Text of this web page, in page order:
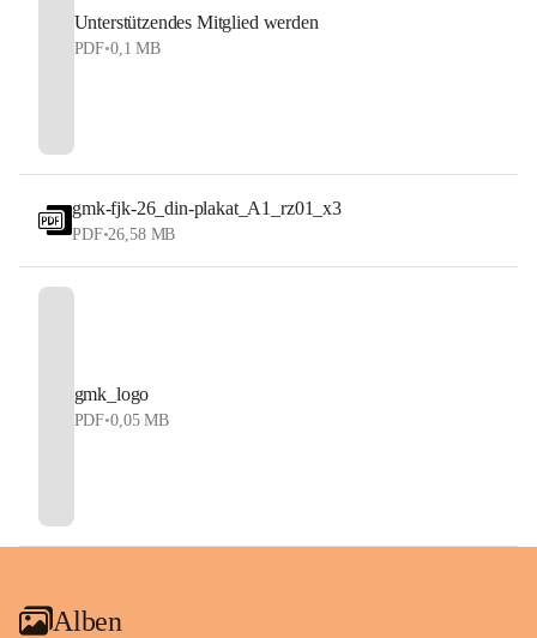
Unterstützendes Mitglied werden
PDF•0,1 MB
gmk-fjk-26_din-plakat_A1_rz01_x3
PDF•26,58 MB
gmk_logo
PDF•0,05 MB
Alben